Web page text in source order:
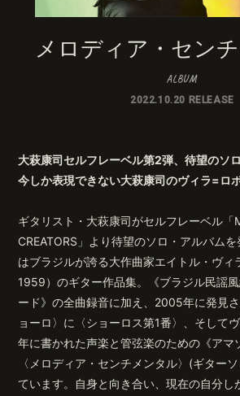
メロディア・セン
ALBUM
2022.10.20 RELEASE
大萩康司セルフレーベル第2弾、待望のソ
今しか表現できない大萩康司のヴィラ=ロ
ギタリスト・大萩康司がセルフレーベル「
CREATORS」より待望のソロ・アルバム
はブラジルが誇る大作曲家エイトル・ヴ
1959）のギター作品集。《ブラジル民謡
ード》の全曲録音に加え、2005年に発見
ョーロ〉に〈ショーロス第1番〉、そして
年に書かれた声楽と管弦楽のための《アマ
〈メロディア・センチメンタル〉(ギター
ています。自身と向き合い、現在の自分し